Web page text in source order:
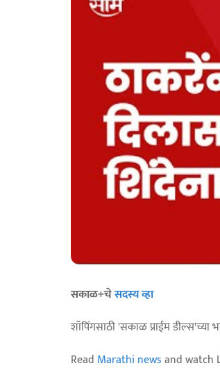
सकाळ+चेसदस्य व्हा
शॉपिंगसाठी 'सकाळ प्राईम डील्स'च्या
Read Marathi newsand watch